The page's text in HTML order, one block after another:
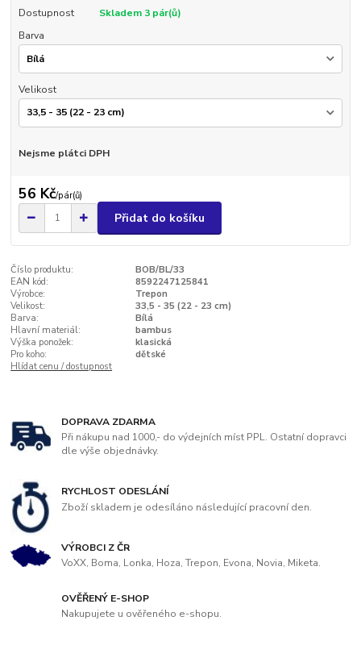
Dostupnost
Skladem 3 pár(ů)
Barva
Velikost
Nejsme plátci DPH
56 Kč/pár(ů)
Přidat do košíku
Číslo produktu:
BOB/BL/33
EAN kód:
8592247125841
Výrobce:
Trepon
Velikost:
33,5 - 35 (22 - 23 cm)
Barva:
Bílá
Hlavní materiál:
bambus
Výška ponožek:
klasická
Pro koho:
dětské
Hlídat cenu / dostupnost
DOPRAVA ZDARMA
Při nákupu nad 1000,- do výdejních míst PPL. Ostatní dopravci
dle výše objednávky.
RYCHLOST ODESLÁNÍ
Zboží skladem je odesíláno následující pracovní den.
VÝROBCI Z ČR
VoXX, Boma, Lonka, Hoza, Trepon, Evona, Novia, Miketa.
OVĚŘENÝ E-SHOP
Nakupujete u ověřeného e-shopu.